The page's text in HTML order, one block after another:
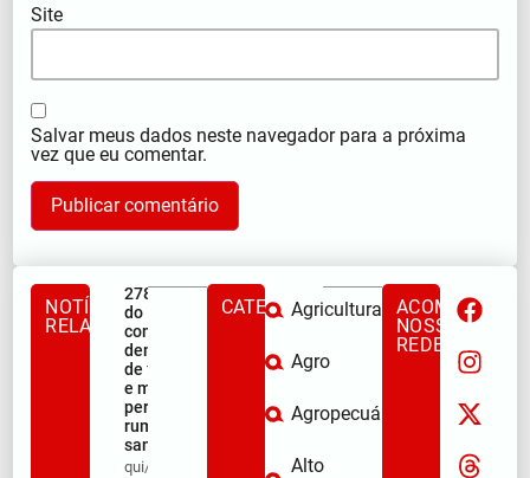
Site
Salvar meus dados neste navegador para a próxima
vez que eu comentar.
NOTÍCIAS
RELACIONADAS
278ª Romaria
do Muquém
começa com
demonstração
de fé, emoção
e milhares de
peregrinos
rumo ao
santuário
qui/08/2026
CATEGORIASAgricultura
Agro
Agropecuária
Alto
ACOMPANHE
NOSSAS
REDES